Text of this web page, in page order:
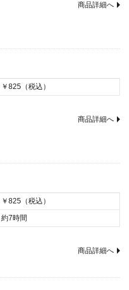
商品詳細へ
￥825（税込）
商品詳細へ
￥825（税込）
約7時間
商品詳細へ